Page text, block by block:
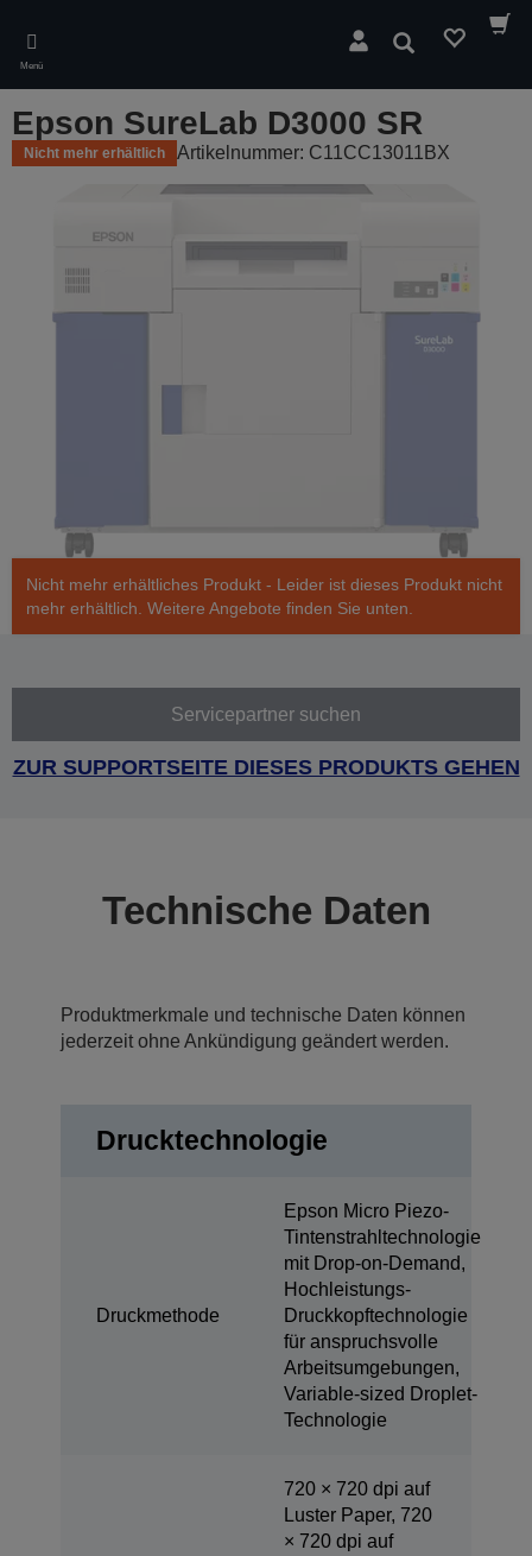
main
content
Menü
Suchen
Epson SureLab D3000 SR
Nicht mehr erhältlich Artikelnummer: C11CC13011BX
Nicht mehr erhältliches Produkt - Leider ist dieses Produkt nicht
mehr erhältlich. Weitere Angebote finden Sie unten.
Servicepartner suchen
ZUR SUPPORTSEITE DIESES PRODUKTS GEHEN
Technische Daten
Produktmerkmale und technische Daten können
jederzeit ohne Ankündigung geändert werden.
Drucktechnologie
Druckmethode
Epson Micro Piezo-
Tintenstrahltechnologie
mit Drop-on-Demand,
Hochleistungs-
Druckkopftechnologie
für anspruchsvolle
Arbeitsumgebungen,
Variable-sized Droplet-
Technologie
720 × 720 dpi auf
Luster Paper, 720
× 720 dpi auf